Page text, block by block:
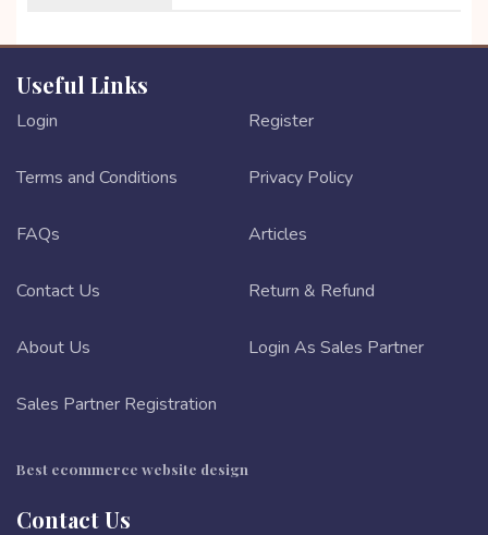
Useful Links
Login Register
Terms and Conditions Privacy Policy
FAQs Articles
Contact Us Return & Refund
About Us Login As Sales Partner
Sales Partner Registration
Best ecommerce website design
Contact Us